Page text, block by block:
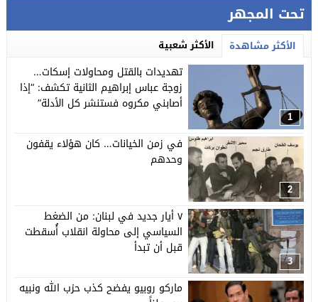
تحت المجهر
الأكثر مشاهدة الأكثر شعبية
1
تهديدات بالقتل ومحاولات إسكات…
زوجة عباس إبراهيم الثانية تكشف: “إذا
أصابني مكروه فستنشر كل الأدلة”
2
في زمن الخيانات… كان هؤلاء يقفون
وحدهم
3
٧ أيار جديد في لبنان: من الضغط
السياسي إلى محاولة انقلاب أُسقطت
قبل أن تبدأ
ماركو روبيو يفضح كذب حزب الله ونبيه